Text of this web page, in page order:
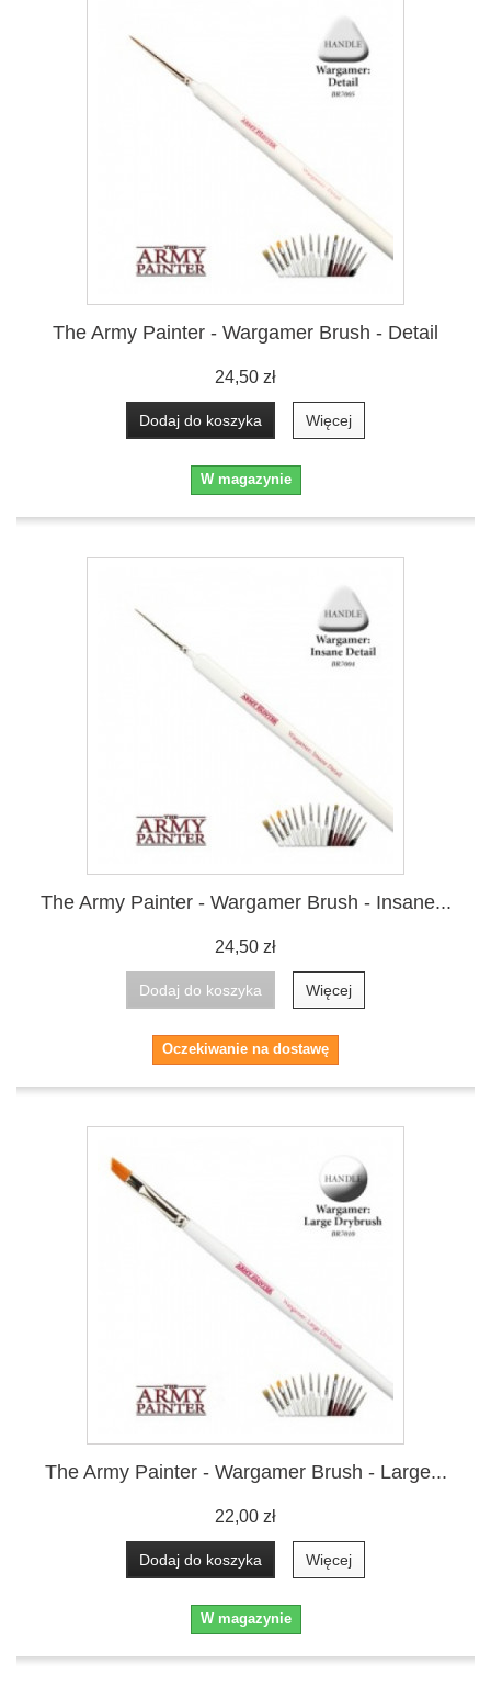
The Army Painter - Wargamer Brush - Detail
24,50 zł
Dodaj do koszyka Więcej
W magazynie
The Army Painter - Wargamer Brush - Insane...
24,50 zł
Dodaj do koszyka Więcej
Oczekiwanie na dostawę
The Army Painter - Wargamer Brush - Large...
22,00 zł
Dodaj do koszyka Więcej
W magazynie